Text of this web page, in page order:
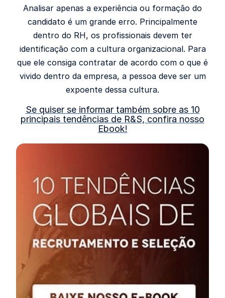
Analisar apenas a experiência ou formação do
candidato é um grande erro. Principalmente
dentro do RH, os profissionais devem ter
identificação com a cultura organizacional. Para
que ele consiga contratar de acordo com o que é
vivido dentro da empresa, a pessoa deve ser um
expoente dessa cultura.
Se quiser se informar também sobre as 10
principais tendências de R&S, confira nosso
Ebook!